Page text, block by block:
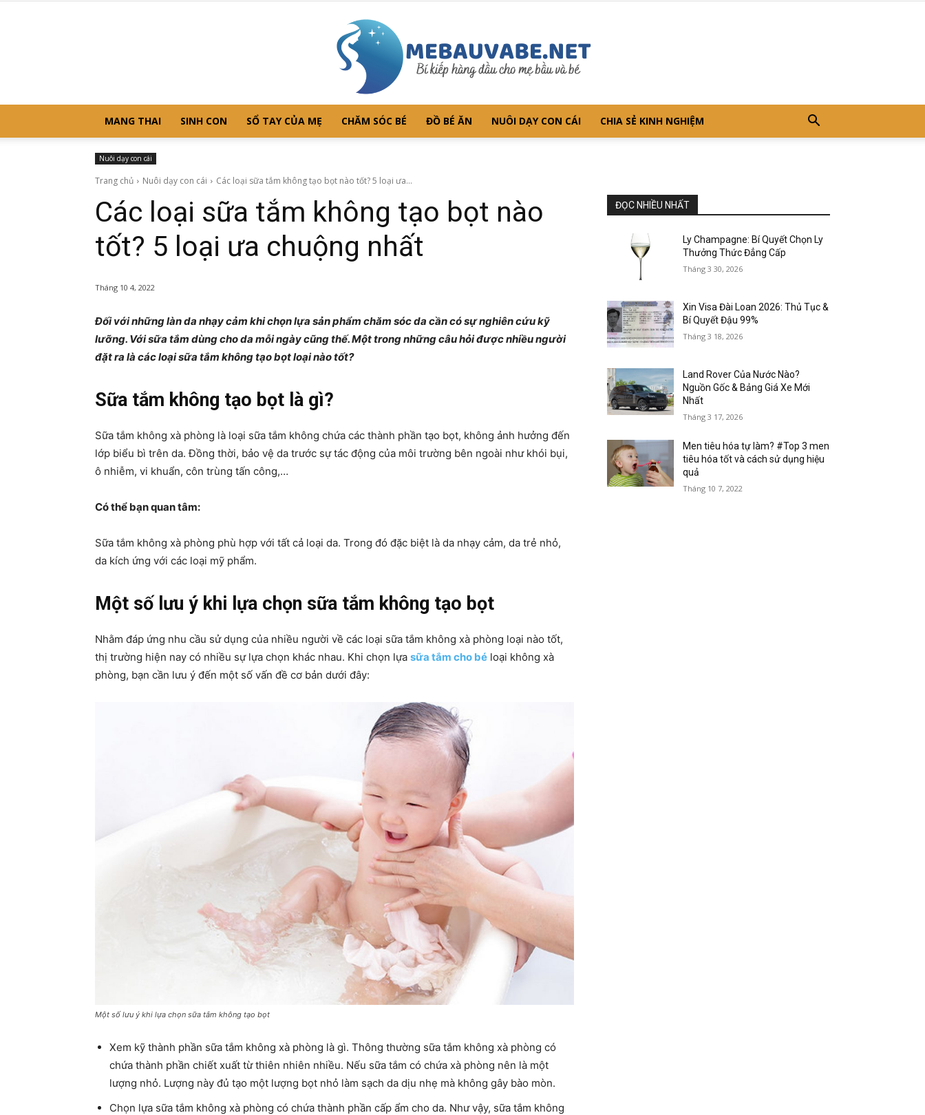
Chia
quyết
đầu
cho
mẹ
và
MANG THAI SINH CON SỔ TAY CỦA MẸ CHĂM SÓC BÉ ĐỒ BÉ ĂN NUÔI DẠY CON CÁI CHIA SẺ KINH NGHIỆM
Nuôi dạy con cái
Trang chủ Nuôi dạy con cái Các loại sữa tắm không tạo bọt nào tốt? 5 loại ưa...
Các loại sữa tắm không tạo bọt nào
tốt? 5 loại ưa chuộng nhất
Tháng 10 4, 2022
Đối với những làn da nhạy cảm khi chọn lựa sản phẩm chăm sóc da cần có sự nghiên cứu kỹ
lưỡng. Với sữa tắm dùng cho da mỗi ngày cũng thế. Một trong những câu hỏi được nhiều người
đặt ra là các loại sữa tắm không tạo bọt loại nào tốt?
Sữa tắm không tạo bọt là gì?
Sữa tắm không xà phòng là loại sữa tắm không chứa các thành phần tạo bọt, không ảnh hưởng đến
lớp biểu bì trên da. Đồng thời, bảo vệ da trước sự tác động của môi trường bên ngoài như khói bụi,
ô nhiễm, vi khuẩn, côn trùng tấn công,…
Có thể bạn quan tâm:
Sữa tắm không xà phòng phù hợp với tất cả loại da. Trong đó đặc biệt là da nhạy cảm, da trẻ nhỏ,
da kích ứng với các loại mỹ phẩm.
Một số lưu ý khi lựa chọn sữa tắm không tạo bọt
Nhằm đáp ứng nhu cầu sử dụng của nhiều người về các loại sữa tắm không xà phòng loại nào tốt,
thị trường hiện nay có nhiều sự lựa chọn khác nhau. Khi chọn lựa sữa tắm cho bé loại không xà
phòng, bạn cần lưu ý đến một số vấn đề cơ bản dưới đây:
Một số lưu ý khi lựa chọn sữa tắm không tạo bọt
Xem kỹ thành phần sữa tắm không xà phòng là gì. Thông thường sữa tắm không xà phòng có
chứa thành phần chiết xuất từ thiên nhiên nhiều. Nếu sữa tắm có chứa xà phòng nên là một
lượng nhỏ. Lượng này đủ tạo một lượng bọt nhỏ làm sạch da dịu nhẹ mà không gây bào mòn.
Chọn lựa sữa tắm không xà phòng có chứa thành phần cấp ẩm cho da. Như vậy, sữa tắm không
ĐỌC NHIỀU NHẤT
Ly Champagne: Bí Quyết Chọn Ly
Thưởng Thức Đẳng Cấp
Tháng 3 30, 2026
Xin Visa Đài Loan 2026: Thủ Tục &
Bí Quyết Đậu 99%
Tháng 3 18, 2026
Land Rover Của Nước Nào?
Nguồn Gốc & Bảng Giá Xe Mới
Nhất
Tháng 3 17, 2026
Men tiêu hóa tự làm? #Top 3 men
tiêu hóa tốt và cách sử dụng hiệu
quả
Tháng 10 7, 2022